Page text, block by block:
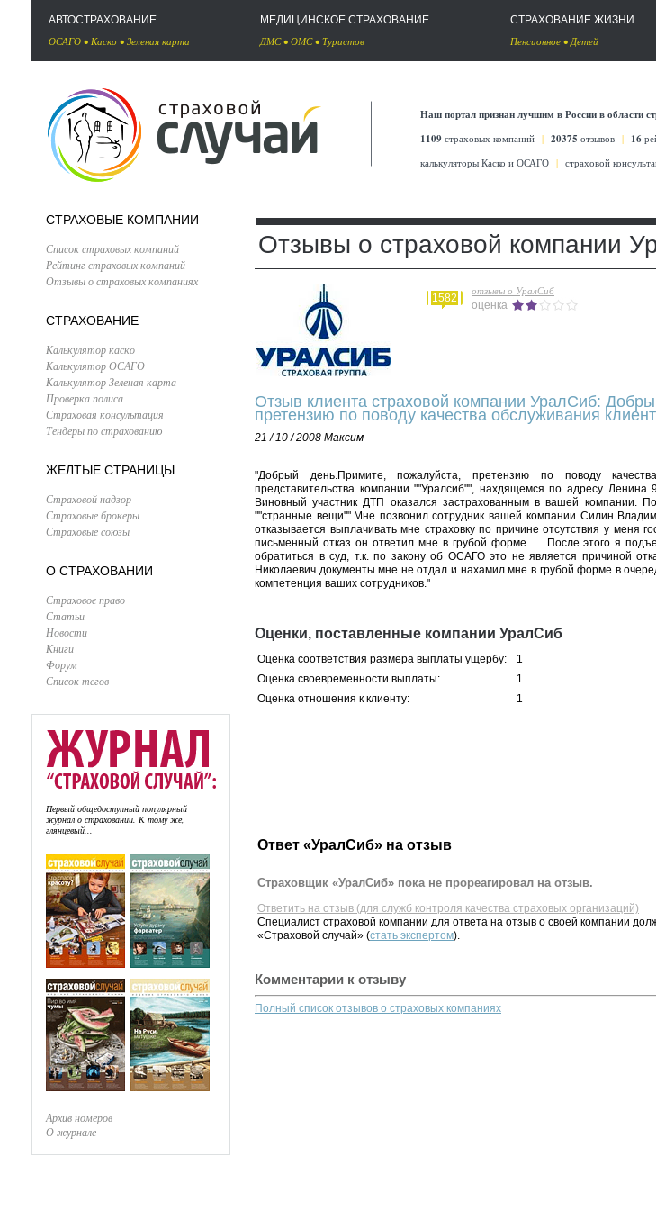
АВТОСТРАХОВАНИЕ
ОСАГО • Каско • Зеленая карта
МЕДИЦИНСКОЕ СТРАХОВАНИЕ
ДМС• ОМС• Туристов
СТРАХОВАНИЕ ЖИЗНИ
Пенсионное •Детей
Наш портал признан лучшим в России в области
1109 страховых компаний | 20375 отзывов | 16
калькуляторы Каско и ОСАГО | страховой
СТРАХОВЫЕ КОМПАНИИ
Список страховых компаний
Рейтинг страховых компаний
Отзывы о страховых компаниях
СТРАХОВАНИЕ
Калькулятор каско
Калькулятор ОСАГО
Калькулятор Зеленая карта
Проверка полиса
Страховая консультация
Тендеры по страхованию
ЖЕЛТЫЕ СТРАНИЦЫ
Страховой надзор
Страховые брокеры
Страховые союзы
О СТРАХОВАНИИ
Страховое право
Статьи
Новости
Книги
Форум
Список тегов
Первый общедоступный популярный
журнал о страховании. К тому же,
глянцевый...
Архив номеров
О журнале
Отзывы о страховой компании
1582
отзывы о УралСиб
оценка
Отзыв клиента страховой компании УралСиб:
претензию по поводу качества обслуживания
21 / 10 / 2008 Максим
"Добрый день.Примите, пожалуйста, претензию по поводу
представительства компании ""Уралсиб"", нахдящемся по адресу
Виновный участник ДТП оказался застрахованным в вашей компании.
""странные вещи"".Мне позвонил сотрудник вашей компании Силин
отказывается выплачивать мне страховку по причине отсутствия у меня
письменный отказ он ответил мне в грубой форме. После этого я
обратиться в суд, т.к. по закону об ОСАГО это не является причиной
Николаевич документы мне не отдал и нахамил мне в грубой форме в
компетенция ваших сотрудников."
Оценки, поставленные компании УралСиб
Оценка соответствия размера выплаты ущербу:
1
Оценка своевременности выплаты:
1
Оценка отношения к клиенту:
1
Ответ «УралСиб» на отзыв
Страховщик «УралСиб» пока не прореагировал на отзыв.
Ответить на отзыв (для служб контроля качества страховых организаций)
Специалист страховой компании для ответа на отзыв о своей компании
«Страховой случай» (стать экспертом).
Комментарии к отзыву
Полный список отзывов о страховых компаниях